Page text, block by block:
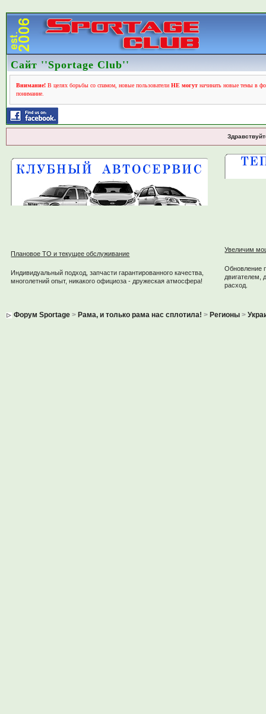
Сайт ''Sportage Club''
Внимание!В целях борьбы со спамом, новые пользователи НЕ могутначинать новые темы в
понимание.
Плановое ТО и текущее обслуживание
Индивидуальный подход, запчасти гарантированного качества,
многолетний опыт, никакого официоза - дружеская атмосфера!
Увеличим
Обновление
двигателем,
расход.
Форум Sportage> Рама, и только рама нас сплотила! > Регионы>